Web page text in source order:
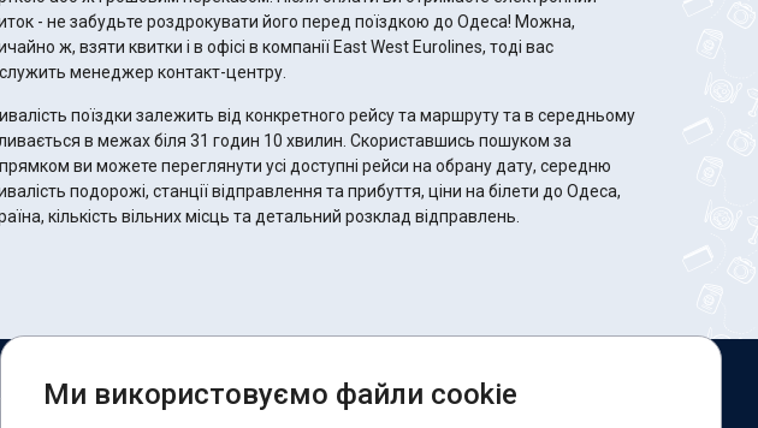
- не забудьте роздрокувати його перед поїздкою до Одеса! Можна,
ж, взяти квитки і в офісі в компанії East West Eurolines, тоді вас
менеджер контакт-центру.
поїздки залежить від конкретного рейсу та маршруту та в середньому
в межах біля 31 годин 10 хвилин. Скориставшись пошуком за
ви можете переглянути усі доступні рейси на обрану дату, середню
подорожі, станції відправлення та прибуття, ціни на білети до Одеса,
кількість вільних місць та детальний розклад відправлень.
COOKIES Ми в соцмережах:
Ми використовуємо файли cookie